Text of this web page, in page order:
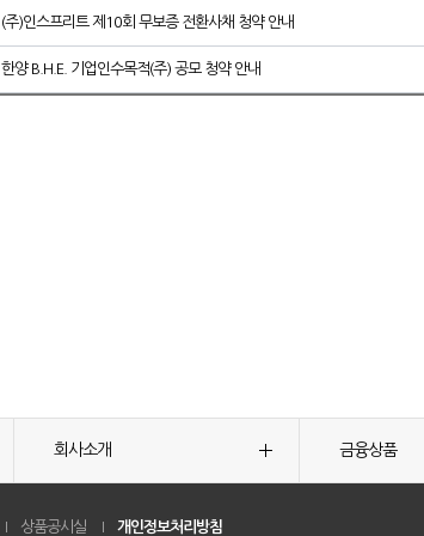
(주)인스프리트 제10회 무보증 전환사채 청약 안내
한양 B.H.E. 기업인수목적(주) 공모 청약 안내
회사소개 금융상품
상품공시실 개인정보처리방침